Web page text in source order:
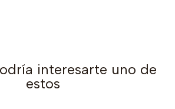
interesarte uno de
estos